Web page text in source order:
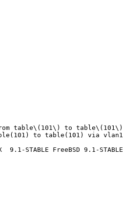
table\(101\) to
to table(101) via
9.1-STABLE FreeBSD 9.1-